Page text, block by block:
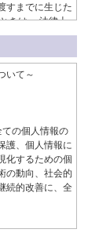
依頼主は当社に
、簡易点検の
」に記載をい
が判明した場合
たは 代理の
すまでに生じた
きは 、法律上
す。
ての責任は、依
。またそれが
ていただいてお
消耗による経時
げ物、動物の衝
いて～
の個人情報の
護、個人情報に
化するための個
の動向、社会的
続的改善に、全